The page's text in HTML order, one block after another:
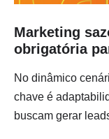
Marketing
obrigatória
No dinâmico
chave é
buscam gerar